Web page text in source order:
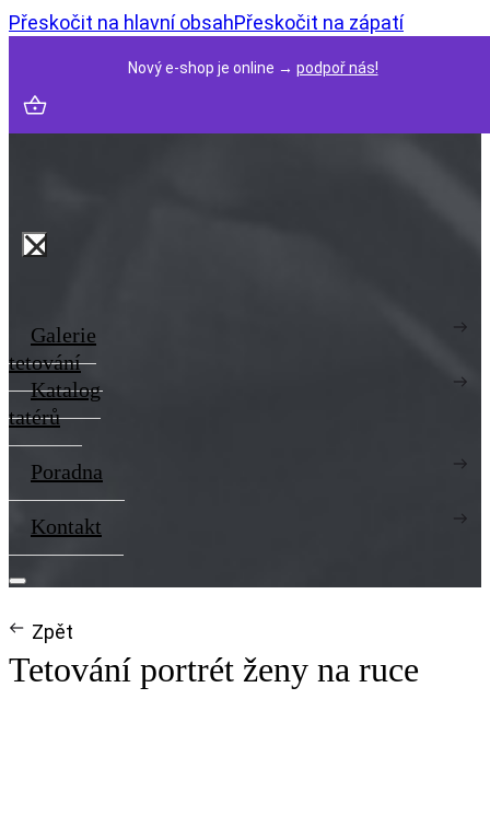
Přeskočit na hlavní obsahPřeskočit na zápatí
Nový e-shop je online → podpoř nás!
Galerie
tetování
Katalog
tatérů
Poradna
Kontakt
Zpět
Tetování portrét ženy na ruce